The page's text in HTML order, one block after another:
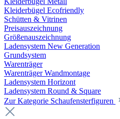
Kleiderbügel Ecofriendly
Schütten & Vitrinen
Preisauszeichnung
Größenauszeichnung
Ladensystem New Generation
Grundsystem
Warenträger
Warenträger Wandmontage
Ladensystem Horizont
Ladensystem Round & Square
Zur Kategorie Schaufenster­figuren